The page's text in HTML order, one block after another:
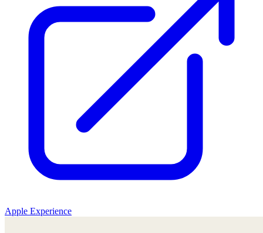
Apple Experience